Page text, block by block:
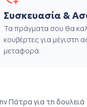
Συσκευασία &
Τα πράγματα σου θα
κουβέρτες για μέγιστη
μεταφορά.
Πάτρα για τη δουλειά